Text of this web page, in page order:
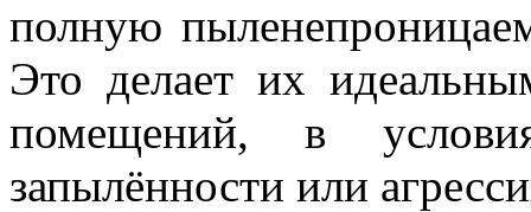
полную
Это делает их
помещений, в
запылённости или